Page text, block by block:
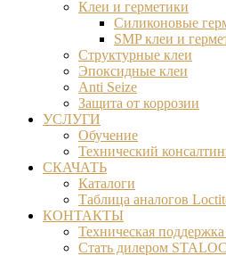
Клеи и герметики
Силиконовые
SMP клеи и
Структурные клеи
Эпоксидные клеи
Anti Seize
Защита от коррозии
УСЛУГИ
Обучение
Технический
СКАЧАТЬ
Каталоги
Таблица аналогов
КОНТАКТЫ
Техническая
Стать дилером STALOC